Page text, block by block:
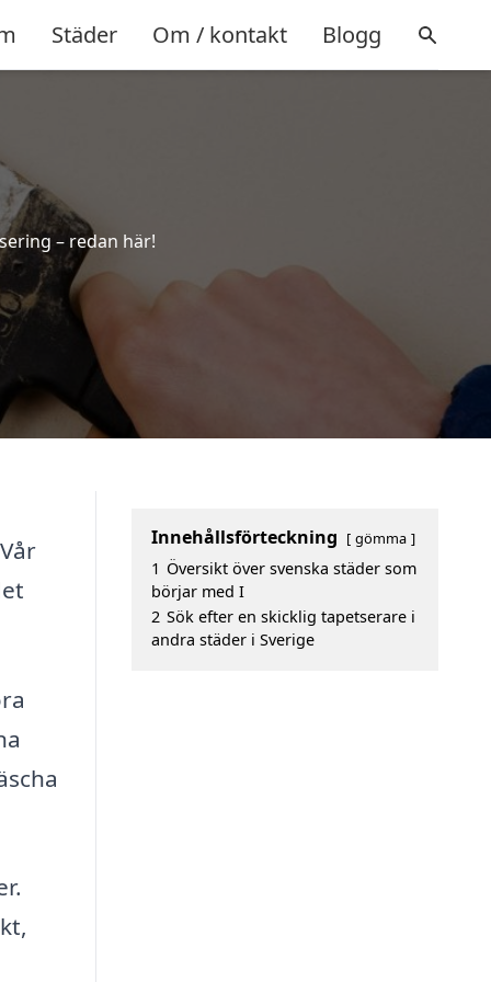
Städer Om / kontakt Blogg
– redan här!
Innehållsförteckning gömma
1 Översikt över svenska städer som
börjar med I
2 Sök efter en skicklig tapetserare i
andra städer i Sverige